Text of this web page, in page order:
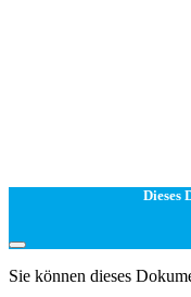
Dieses
Sie können dieses